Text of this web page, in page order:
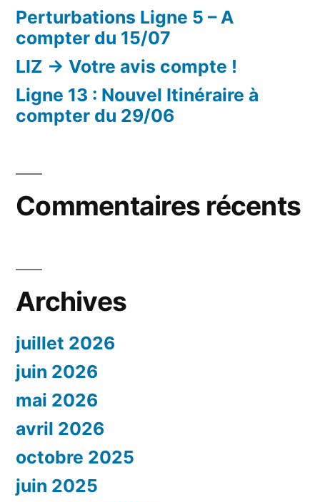
Perturbations Ligne 5 – A
compter du 15/07
LIZ -> Votre avis compte !
Ligne 13 : Nouvel Itinéraire à
compter du 29/06
Commentaires récents
Archives
juillet 2026
juin 2026
mai 2026
avril 2026
octobre 2025
juin 2025